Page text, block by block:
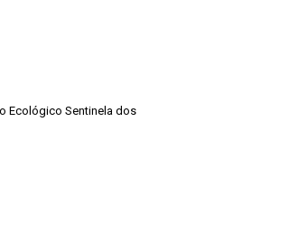
Ecológico Sentinela dos